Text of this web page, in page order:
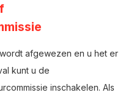
afgewezen en u het er
kunt u de
inschakelen. Als